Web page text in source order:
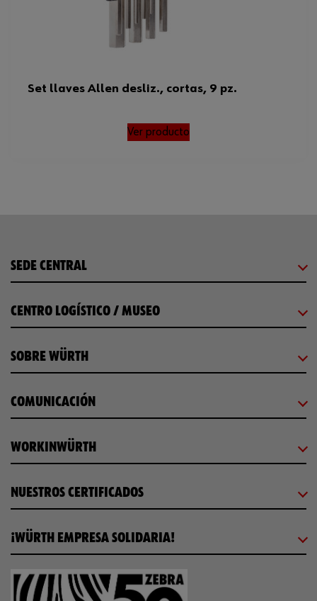
Set llaves Allen desliz., cortas, 9 pz.
Ver producto
SEDE CENTRAL
CENTRO LOGÍSTICO / MUSEO
SOBRE WÜRTH
COMUNICACIÓN
WORKINWÜRTH
NUESTROS CERTIFICADOS
¡WÜRTH EMPRESA SOLIDARIA!